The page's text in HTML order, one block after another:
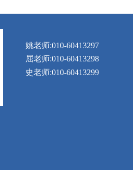
姚老师:010-60413297
屈老师:010-60413298
史老师:010-60413299